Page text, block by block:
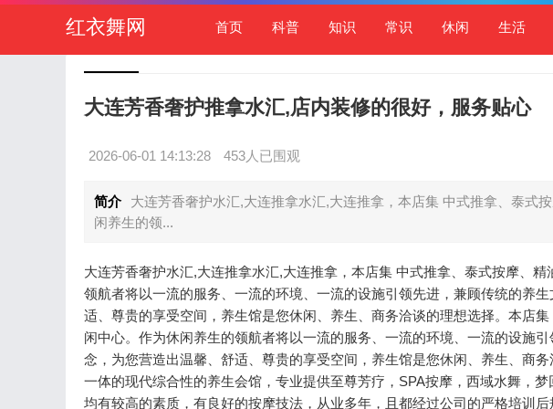
红衣舞网 首页 科普 知识 常识 休闲 生活
大连芳香奢护推拿水汇,店内装修的很好，服务贴心
2026-06-01 14:13:28 453人已围观
简介
大连芳香奢护水汇,大连推拿水汇,大连推拿，本店集 中式推拿、泰式
闲养生的领...
大连芳香奢护水汇,大连推拿水汇,大连推拿，本店集 中式推拿、泰式按摩、
领航者将以一流的服务、一流的环境、一流的设施引领先进，兼顾传统的养
适、尊贵的享受空间，养生馆是您休闲、养生、商务洽谈的理想选择。本店
闲中心。作为休闲养生的领航者将以一流的服务、一流的环境、一流的设施
念，为您营造出温馨、舒适、尊贵的享受空间，养生馆是您休闲、养生、商
一体的现代综合性的养生会馆，专业提供至尊芳疗，SPA按摩，西域水舞，
均有较高的素质，有良好的按摩技法，从业多年，且都经过公司的严格培训